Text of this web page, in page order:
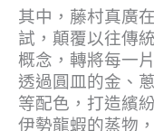
其中，藤村真廣
試，顛覆以往傳
概念，轉將每一
透過圓皿的金、
等配色，打造繽
伊勢龍蝦的蒸物